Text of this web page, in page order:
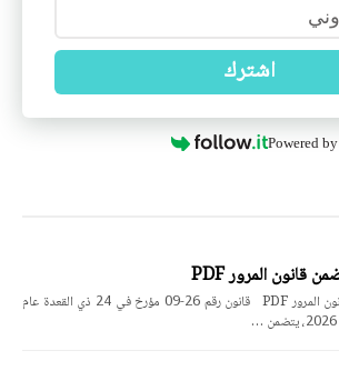
اشترك
Powered by
قانون رقم 26-09 يتضمن قانون المرور PDF قانون رقم 26-09 مؤرخ في 24 ذي القعدة عام